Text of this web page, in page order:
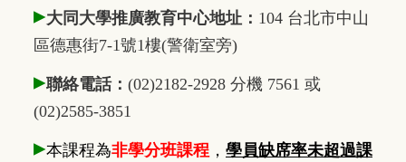
▸大同大學推廣教育中心地址： 104 台北市中山
區德惠街7-1號1樓(警衛室旁)
▸聯絡電話： (02)2182-2928 分機 7561 或
(02)2585-3851
▸本課程為非學分班課程 ， 學員缺席率未超過課